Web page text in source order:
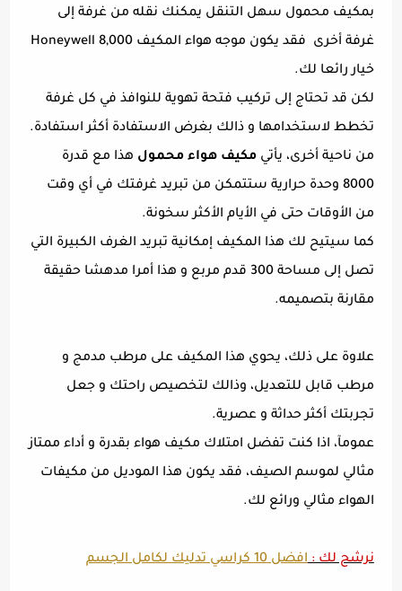
بمكيف محمول سهل التنقل يمكنك نقله من غرفة إلى
غرفة أخرى فقد يكون موجه هواء المكيف Honeywell 8,000
خيار رائعا لك.
لكن قد تحتاج إلى تركيب فتحة تهوية للنوافذ في كل غرفة
تخطط لاستخدامها و ذالك بغرض الاستفادة أكثر استفادة.
من ناحية أخرى، يأتيمكيف هواء محمول هذا مع قدرة
8000 وحدة حرارية ستتمكن من تبريد غرفتك في أي وقت
من الأوقات حتى في الأيام الأكثر سخونة.
كما سيتيح لك هذا المكيف إمكانية تبريد الغرف الكبيرة التي
تصل إلى مساحة 300 قدم مربع و هذا أمرا مدهشا حقيقة
مقارنة بتصميمه.
علاوة على ذلك، يحوي هذا المكيف على مرطب مدمج و
مرطب قابل للتعديل، وذالك لتخصيص راحتك و جعل
تجربتك أكثر حداثة و عصرية.
عمومآ، اذا كنت تفضل امتلاك مكيف هواء بقدرة و أداء ممتاز
مثالي لموسم الصيف، فقد يكون هذا الموديل من مكيفات
الهواء مثالي ورائع لك.
نرشح لك :افضل 10 كراسي تدليك لكامل الجسم